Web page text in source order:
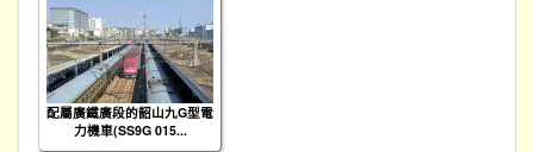
配屬廣鐵廣段的韶山九G型電
力機車(SS9G 015...